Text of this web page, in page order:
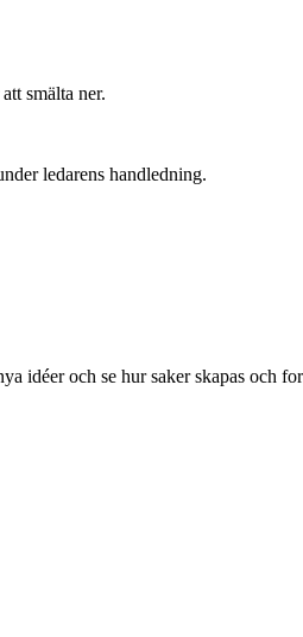
smälta ner.
ledarens handledning.
idéer och se hur saker skapas och